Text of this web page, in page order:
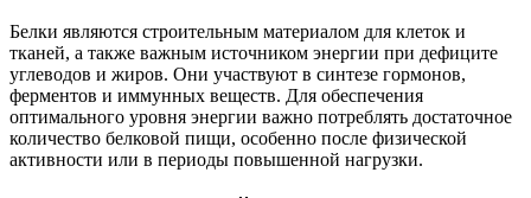
Белки являются строительным материалом для клеток и
тканей, а также важным источником энергии при дефиците
углеводов и жиров. Они участвуют в синтезе гормонов,
ферментов и иммунных веществ. Для обеспечения
оптимального уровня энергии важно потреблять достаточное
количество белковой пищи, особенно после физической
активности или в периоды повышенной нагрузки.